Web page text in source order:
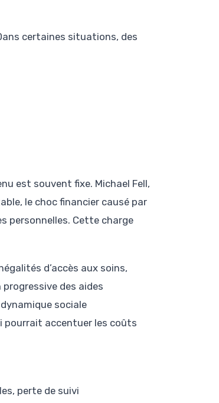
certaines situations, des
est souvent fixe. Michael Fell,
le choc financier causé par
personnelles. Cette charge
d’accès aux soins,
des aides
sociale
pourrait accentuer les coûts
perte de suivi